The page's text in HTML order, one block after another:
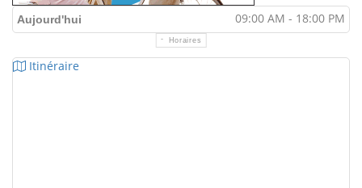
Aujourd'hui 09:00 AM - 18:00 PM
Horaires
Itinéraire